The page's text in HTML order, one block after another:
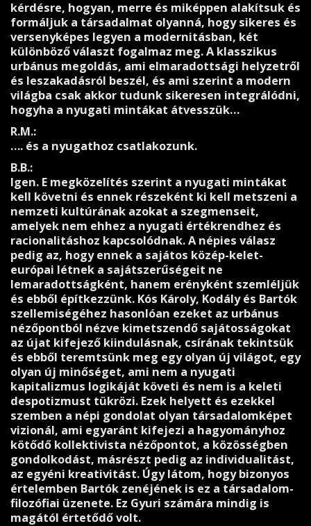
kérdésre, hogyan, merre és miképpen alakítsuk és
formáljuk a társadalmat olyanná, hogy sikeres és
versenyképes legyen a modernitásban, két
különböző választ fogalmaz meg. A klasszikus
urbánus megoldás, ami elmaradottsági helyzetről
és leszakadásról beszél, és ami szerint a modern
világba csak akkor tudunk sikeresen integrálódni,
hogyha a nyugati mintákat átvesszük…
R.M.:
…. és a nyugathoz csatlakozunk.
B.B.:
Igen. E megközelítés szerint a nyugati mintákat
kell követni és ennek részeként ki kell metszeni a
nemzeti kultúrának azokat a szegmenseit,
amelyek nem ehhez a nyugati értékrendhez és
racionalitáshoz kapcsolódnak. A népies válasz
pedig az, hogy ennek a sajátos közép-kelet-
európai létnek a sajátszerűségeit ne
lemaradottságként, hanem erényként szemléljük
és ebből építkezzünk. Kós Károly, Kodály és Bartók
szellemiségéhez hasonlóan ezeket az urbánus
nézőpontból nézve kimetszendő sajátosságokat
az újat kifejező kiindulásnak, csírának tekintsük
és ebből teremtsünk meg egy olyan új világot, egy
olyan új minőséget, ami nem a nyugati
kapitalizmus logikáját követi és nem is a keleti
despotizmust tükrözi. Ezek helyett és ezekkel
szemben a népi gondolat olyan társadalomképet
vizionál, ami egyaránt kifejezi a hagyományhoz
kötődő kollektivista nézőpontot, a közösségben
gondolkodást, másrészt pedig az individualitást,
az egyéni kreativitást. Úgy látom, hogy bizonyos
értelemben Bartók zenéjének is ez a társadalom-
filozófiai üzenete. Ez Gyuri számára mindig is
magától értetődő volt.